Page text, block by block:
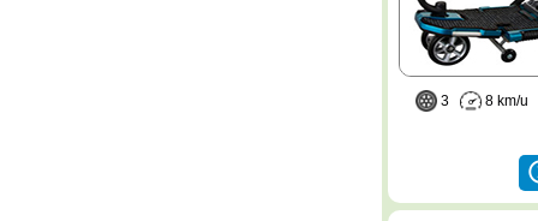
3 8 km/u